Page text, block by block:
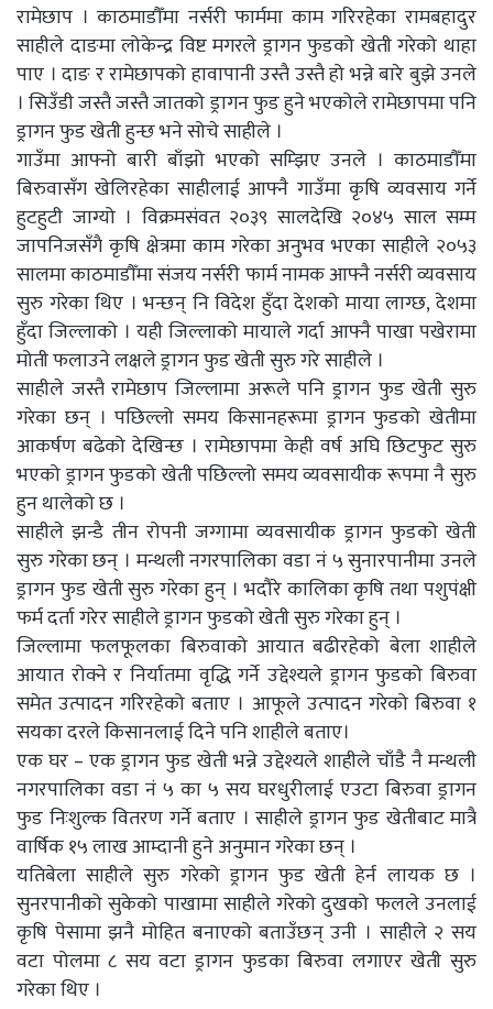
रामेछाप । काठमाडौँमा नर्सरी फार्ममा काम गरिरहेका रामबहादुर
साहीले दाङमा लोकेन्द्र विष्ट मगरले ड्रागन फुडको खेती गरेको थाहा
पाए । दाङ र रामेछापको हावापानी उस्तै उस्तै हो भन्ने बारे बुझे उनले
। सिउँडी जस्तै जस्तै जातको ड्रागन फुड हुने भएकोले रामेछापमा पनि
ड्रागन फुड खेती हुन्छ भने सोचे साहीले ।
गाउँमा आफ्नो बारी बाँझो भएको सम्झिए उनले । काठमाडौँमा
बिरुवासँग खेलिरहेका साहीलाई आफ्नै गाउँमा कृषि व्यवसाय गर्ने
हुटहुटी जाग्यो । विक्रमसंवत २०३९ सालदेखि २०४५ साल सम्म
जापनिजसँगै कृषि क्षेत्रमा काम गरेका अनुभव भएका साहीले २०५३
सालमा काठमाडौँमा संजय नर्सरी फार्म नामक आफ्नै नर्सरी व्यवसाय
सुरु गरेका थिए । भन्छन् नि विदेश हुँदा देशको माया लाग्छ, देशमा
हुँदा जिल्लाको । यही जिल्लाको मायाले गर्दा आफ्नै पाखा पखेरामा
मोती फलाउने लक्षले ड्रागन फुड खेती सुरु गरे साहीले ।
साहीले जस्तै रामेछाप जिल्लामा अरूले पनि ड्रागन फुड खेती सुरु
गरेका छन् । पछिल्लो समय किसानहरूमा ड्रागन फुडको खेतीमा
आकर्षण बढेको देखिन्छ । रामेछापमा केही वर्ष अघि छिटफुट सुरु
भएको ड्रागन फुडको खेती पछिल्लो समय व्यवसायीक रूपमा नै सुरु
हुन थालेको छ ।
साहीले झन्डै तीन रोपनी जग्गामा व्यवसायीक ड्रागन फुडको खेती
सुरु गरेका छन् । मन्थली नगरपालिका वडा नं ५ सुनारपानीमा उनले
ड्रागन फुड खेती सुरु गरेका हुन् । भदौरे कालिका कृषि तथा पशुपंक्षी
फर्म दर्ता गरेर साहीले ड्रागन फुडको खेती सुरु गरेका हुन् ।
जिल्लामा फलफूलका बिरुवाको आयात बढीरहेको बेला शाहीले
आयात रोक्ने र निर्यातमा वृद्धि गर्ने उद्देश्यले ड्रागन फुडको बिरुवा
समेत उत्पादन गरिरहेको बताए । आफूले उत्पादन गरेको बिरुवा १
सयका दरले किसानलाई दिने पनि शाहीले बताए।
एक घर – एक ड्रागन फुड खेती भन्ने उद्देश्यले शाहीले चाँडै नै मन्थली
नगरपालिका वडा नं ५ का ५ सय घरधुरीलाई एउटा बिरुवा ड्रागन
फुड निःशुल्क वितरण गर्ने बताए । साहीले ड्रागन फुड खेतीबाट मात्रै
वार्षिक १५ लाख आम्दानी हुने अनुमान गरेका छन् ।
यतिबेला साहीले सुरु गरेको ड्रागन फुड खेती हेर्न लायक छ ।
सुनरपानीको सुकेको पाखामा साहीले गरेको दुखको फलले उनलाई
कृषि पेसामा झनै मोहित बनाएको बताउँछन् उनी । साहीले २ सय
वटा पोलमा ८ सय वटा ड्रागन फुडका बिरुवा लगाएर खेती सुरु
गरेका थिए ।